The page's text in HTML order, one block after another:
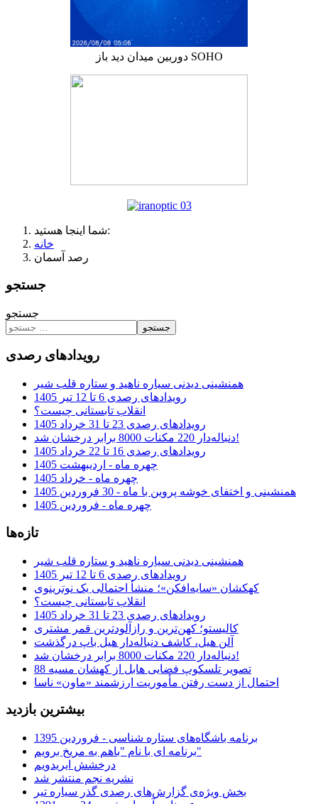
دوربین میدان دید باز SOHO
شما اینجا هستید:
خانه
رصد آسمان
جستجو
جستجو
جستجو
رویدادهای رصدی
همنشینی دیدنی سیاره ناهید و ستاره قلب شیر
رویدادهای رصدی 6 تا 12 تیر 1405
انقلاب تابستانی چیست؟
رویدادهای رصدی 23 تا 31 خرداد 1405
دنباله‌دار 220 مکنات 8000 برابر درخشان شد!
رویدادهای رصدی 16 تا 22 خرداد 1405
چهره ماه - اردیبهشت 1405
چهره ماه - خرداد 1405
همنشینی و اختفای خوشه پروین با ماه - 30 فروردین 1405
چهره ماه - فروردین 1405
تازه‌ها
همنشینی دیدنی سیاره ناهید و ستاره قلب شیر
رویدادهای رصدی 6 تا 12 تیر 1405
کهکشان «سایه‌افکن»؛ منشأ احتمالی یک نوترینوی
انقلاب تابستانی چیست؟
رویدادهای رصدی 23 تا 31 خرداد 1405
کالیستو؛ کهن‌ترین و رازآلودترین قمر مشتری
آلن هیل، کاشف دنباله‌دار هیل باپ درگذشت
دنباله‌دار 220 مکنات 8000 برابر درخشان شد!
تصویر تلسکوپ فضایی هابل از کهشان مسیه 88
احتمال از دست رفتن مأموریت ارزشمند «ماون» ناسا
بیشترین بازدید
برنامه باشگاه‌های ستاره شناسی - فروردین 1395
برنامه ای با نام "باهم به مریخ برویم"
درخشش ایریدویم
نشریه نجم منتشر شد
بخش ویژه‌ی گزارش‌های رصدی گذر سیاره تیر